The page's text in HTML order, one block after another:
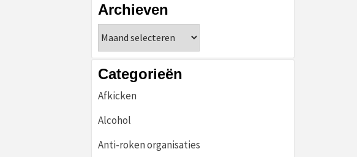
Archieven
Categorieën
Afkicken
Alcohol
Anti-roken organisaties